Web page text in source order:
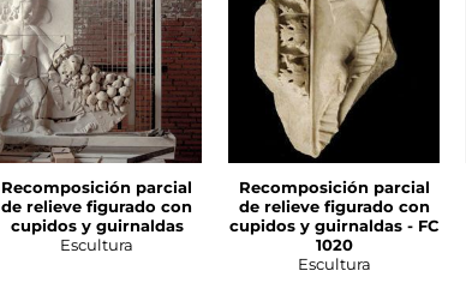
Recomposición parcial
de relieve figurado con
cupidos y guirnaldas
Escultura
Recomposición parcial
de relieve figurado con
cupidos y guirnaldas - FC
1020
Escultura